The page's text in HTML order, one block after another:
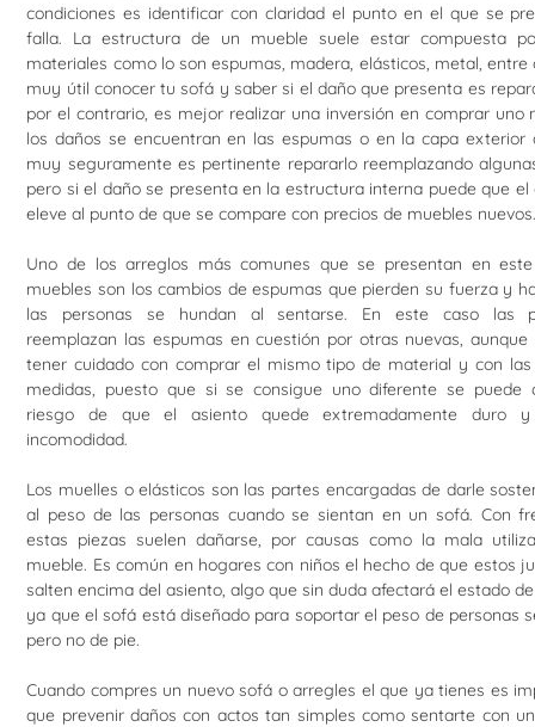
condiciones es identificar con claridad el punto en el que se
falla. La estructura de un mueble suele estar compuesta
materiales como lo son espumas, madera, elásticos, metal, entre
muy útil conocer tu sofá y saber si el daño que presenta es
por el contrario, es mejor realizar una inversión en comprar uno
los daños se encuentran en las espumas o en la capa exterior
muy seguramente es pertinente repararlo reemplazando
pero si el daño se presenta en la estructura interna puede que el
eleve al punto de que se compare con precios de muebles
Uno de los arreglos más comunes que se presentan en
muebles son los cambios de espumas que pierden su fuerza y
las personas se hundan al sentarse. En este caso las
reemplazan las espumas en cuestión por otras nuevas,
tener cuidado con comprar el mismo tipo de material y con
medidas, puesto que si se consigue uno diferente se puede
riesgo de que el asiento quede extremadamente duro y
incomodidad.
Los muelles o elásticos son las partes encargadas de darle
al peso de las personas cuando se sientan en un sofá. Con
estas piezas suelen dañarse, por causas como la mala
mueble. Es común en hogares con niños el hecho de que estos
salten encima del asiento, algo que sin duda afectará el estado
ya que el sofá está diseñado para soportar el peso de personas
pero no de pie.
Cuando compres un nuevo sofá o arregles el que ya tienes es
que prevenir daños con actos tan simples como sentarte con